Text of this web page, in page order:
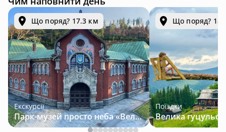
Що поряд? 17.3 км
Екскурсії
Парк-музей просто неба «Велична Україна»
Що поряд?
Поїздки